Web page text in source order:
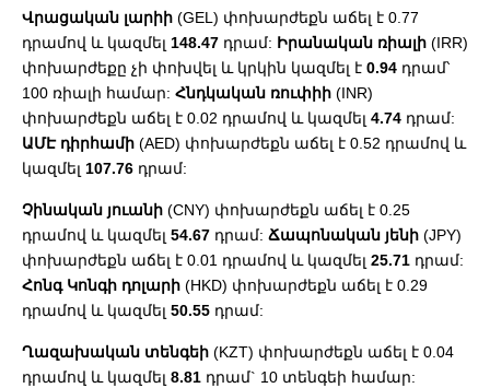
Վրացական լարիի (GEL) փոխարժեքն աճել է 0.77
դրամով և կազմել 148.47 դրամ: Իրանական ռիալի (IRR)
փոխարժեքը չի փոխվել և կրկին կազմել է 0.94 դրամ՝
100 ռիալի համար: Հնդկական ռուփիի (INR)
փոխարժեքն աճել է 0.02 դրամով և կազմել 4.74 դրամ:
ԱՄԷ դիրհամի (AED) փոխարժեքն աճել է 0.52 դրամով և
կազմել 107.76 դրամ:
Չինական յուանի (CNY) փոխարժեքն աճել է 0.25
դրամով և կազմել 54.67 դրամ: Ճապոնական յենի (JPY)
փոխարժեքն աճել է 0.01 դրամով և կազմել 25.71 դրամ:
Հոնգ Կոնգի դոլարի (HKD) փոխարժեքն աճել է 0.29
դրամով և կազմել 50.55 դրամ:
Ղազախական տենգեի (KZT) փոխարժեքն աճել է 0.04
դրամով և կազմել 8.81 դրամ` 10 տենգեի համար: